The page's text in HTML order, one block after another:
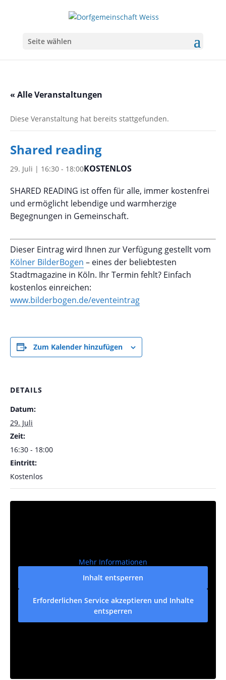
Seite wählen
« Alle Veranstaltungen
Diese Veranstaltung hat bereits stattgefunden.
Shared reading
29. Juli | 16:30 - 18:00KOSTENLOS
SHARED READING ist offen für alle, immer kostenfrei
und ermöglicht lebendige und warmherzige
Begegnungen in Gemeinschaft.
Dieser Eintrag wird Ihnen zur Verfügung gestellt vom
Kölner BilderBogen – eines der beliebtesten
Stadtmagazine in Köln. Ihr Termin fehlt? Einfach
kostenlos einreichen:
www.bilderbogen.de/eventeintrag
Zum Kalender hinzufügen
DETAILS
Datum:
29. Juli
Zeit:
16:30 - 18:00
Eintritt:
Kostenlos
Mehr Informationen
Inhalt entsperren
Erforderlichen Service akzeptieren und Inhalte
entsperren